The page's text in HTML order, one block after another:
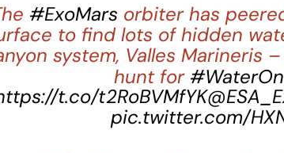
#ExoMars orbiter has
to find lots of hidden
system, Valles Marineris
hunt for
t.co/t2RoBVMfYK
pic.twitter.com/